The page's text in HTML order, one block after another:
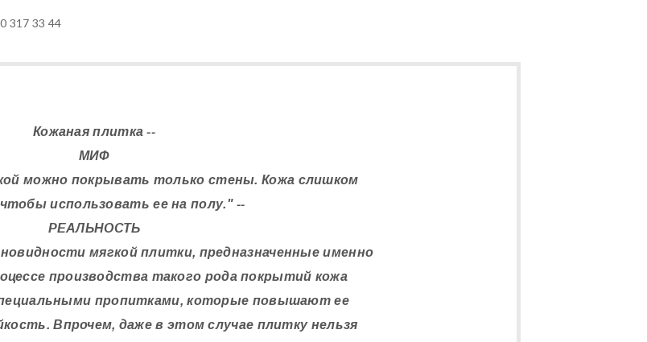
317 33 44
Кожаная плитка --
МИФ
можно покрывать только стены. Кожа слишком
использовать ее на полу." --
РЕАЛЬНОСТЬ
мягкой плитки, предназначенные именно
производства такого рода покрытий кожа
пропитками, которые повышают ее
Впрочем, даже в этом случае плитку нельзя